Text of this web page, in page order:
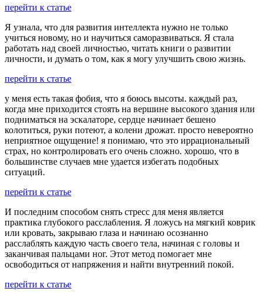
перейти к статье
Я узнала, что для развития интеллекта нужно не только
учиться новому, но и научиться саморазвиваться. Я стала
работать над своей личностью, читать книги о развитии
личности, и думать о том, как я могу улучшить свою жизнь.
перейти к статье
у меня есть такая фобия, что я боюсь высоты. каждый раз,
когда мне приходится стоять на вершине высокого здания или
подниматься на эскалаторе, сердце начинает бешено
колотиться, руки потеют, а колени дрожат. просто невероятно
неприятное ощущение! я понимаю, что это иррациональный
страх, но контролировать его очень сложно. хорошо, что в
большинстве случаев мне удается избегать подобных
ситуаций.
перейти к статье
И последним способом снять стресс для меня является
практика глубокого расслабления. Я ложусь на мягкий коврик
или кровать, закрываю глаза и начинаю осознанно
расслаблять каждую часть своего тела, начиная с головы и
заканчивая пальцами ног. Этот метод помогает мне
освободиться от напряжения и найти внутренний покой.
перейти к статье